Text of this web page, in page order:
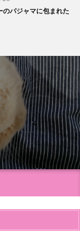
のパジャマに包まれた